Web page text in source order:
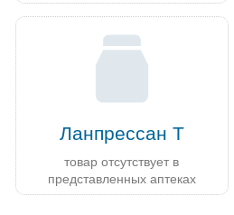
Ланпрессан Т
товар отсутствует в
представленных аптеках